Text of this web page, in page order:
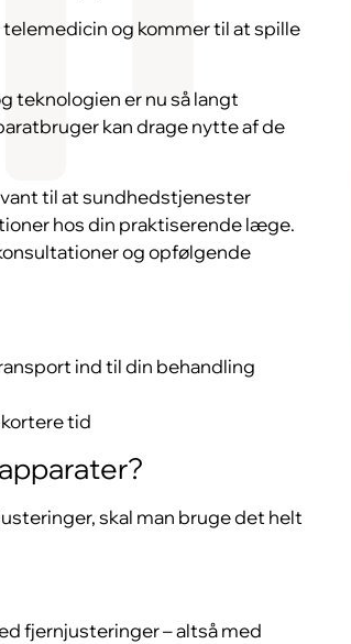
og kommer til at spille
teknologien er nu så langt
kan drage nytte af de
til at sundhedstjenester
hos din praktiserende læge.
og opfølgende
ind til din behandling
tid
skal man bruge det helt
fjernjusteringer – altså med